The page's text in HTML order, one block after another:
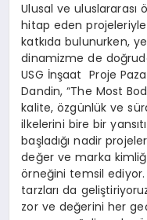
Ulusal ve uluslararası
hitap eden
katkıda bulunurken,
dinamizme de
USG İnşaat Proje
Dandin, “The Most
kalite, özgünlük ve
ilkelerini bire bir
başladığı nadir
değer ve marka
örneğini temsil
tarzları da
zor ve değerini her